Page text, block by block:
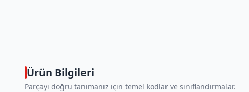
Ürün Bilgileri
Parçayı doğru tanımanız için temel kodlar ve sınıflandırmalar.